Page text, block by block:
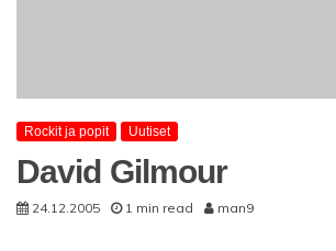
Rockit ja popit Uutiset
David Gilmour
24.12.2005 1 min read man9